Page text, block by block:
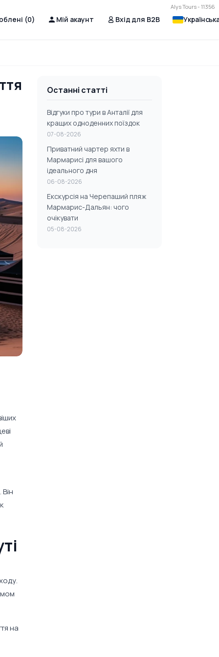
Alys Tours - 11356
(0) Мій акаунт Вхід для B2B
на
Останні статті
Відгуки про тури в Анталії для
кращих одноденних поїздок
07-08-2026
Приватний чартер яхти в
Мармарисі для вашого
ідеального дня
06-08-2026
Екскурсія на Черепаший пляж
Мармарис-Дальян: чого
очікувати
05-08-2026